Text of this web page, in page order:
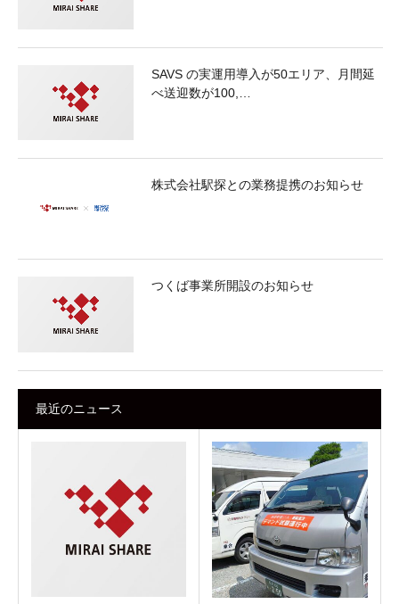
SAVS の実運用導入が50エリア、月間延
べ送迎数が100,…
株式会社駅探との業務提携のお知らせ
つくば事業所開設のお知らせ
最近のニュース